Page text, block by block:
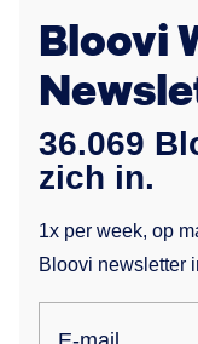
Bloovi
36.069
zich in.
1x per week, op
Bloovi newsletter